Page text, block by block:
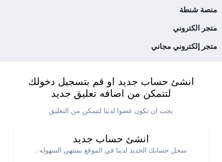
منصة شنطة
متجر الكتروني
متجر إلكتروني مجاني
انشئ حساب جديد او قم بتسجيل دخولك
لتتمكن من اضافه تعليق جديد
يجب ان تكون عضوا لدينا لتتمكن من التعليق
انشئ حساب جديد
سجل حسابك الجديد لدينا في الموقع بمنتهي السهوله .